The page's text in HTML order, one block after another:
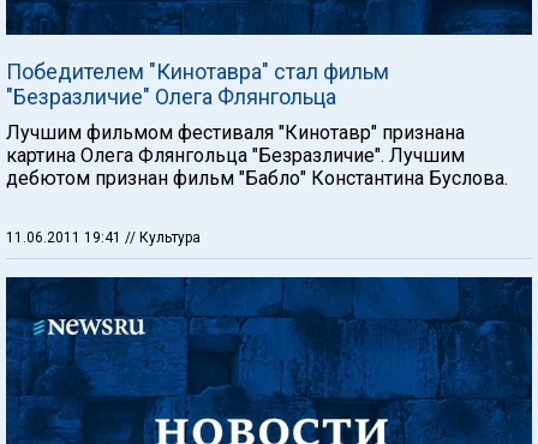
Победителем "Кинотавра" стал фильм
"Безразличие" Олега Флянгольца
Лучшим фильмом фестиваля "Кинотавр" признана
картина Олега Флянгольца "Безразличие". Лучшим
дебютом признан фильм "Бабло" Константина Буслова.
11.06.2011 19:41 // Культура